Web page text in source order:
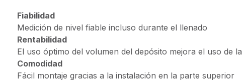
Fiabilidad
Medición de nivel fiable incluso durante el llenado
Rentabilidad
El uso óptimo del volumen del depósito mejora el uso de
Comodidad
Fácil montaje gracias a la instalación en la parte superior